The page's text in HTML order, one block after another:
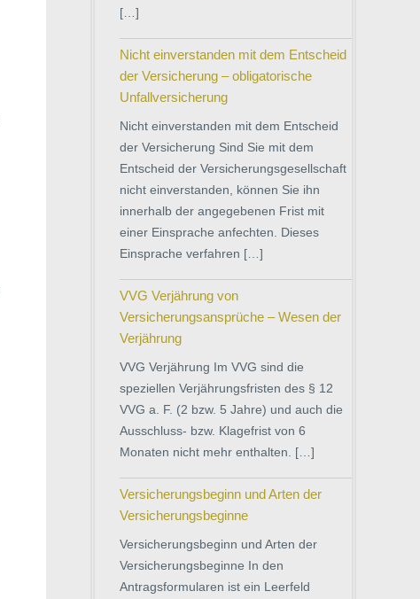
[…]
Nicht einverstanden mit dem Entscheid
der Versicherung – obligatorische
Unfallversicherung
Nicht einverstanden mit dem Entscheid
der Versicherung Sind Sie mit dem
Entscheid der Versicherungsgesellschaft
nicht einverstanden, können Sie ihn
innerhalb der angegebenen Frist mit
einer Einsprache anfechten. Dieses
Einsprache verfahren […]
VVG Verjährung von
Versicherungsansprüche – Wesen der
Verjährung
VVG Verjährung Im VVG sind die
speziellen Verjährungsfristen des § 12
VVG a. F. (2 bzw. 5 Jahre) und auch die
Ausschluss- bzw. Klagefrist von 6
Monaten nicht mehr enthalten. […]
Versicherungsbeginn und Arten der
Versicherungsbeginne
Versicherungsbeginn und Arten der
Versicherungsbeginne In den
Antragsformularen ist ein Leerfeld